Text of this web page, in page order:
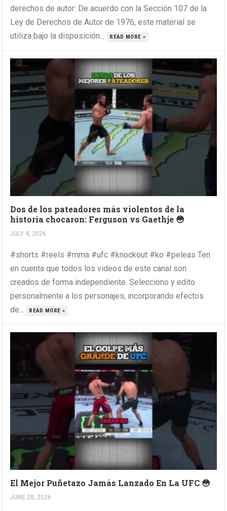
derechos de autor: De acuerdo con la Sección 107 de la
Ley de Derechos de Autor de 1976, este material se
utiliza bajo la disposición...
READ MORE »
Dos de los pateadores más violentos de la
historia chocaron: Ferguson vs Gaethje 😳
JULY 4, 2026
#shorts #reels #mma #ufc #knockout #ko #peleas Ten
en cuenta que todos los videos de este canal son
creados de forma independiente. Selecciono y edito
personalmente a los personajes, incorporando efectos
de...
READ MORE »
El Mejor Puñetazo Jamás Lanzado En La UFC 😳
JUNE 28, 2026